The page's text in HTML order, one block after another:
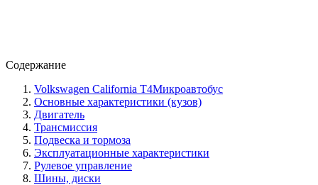
Содержание
Volkswagen California T4Микроавтобус
Основные характеристики (кузов)
Двигатель
Трансмиссия
Подвеска и тормоза
Эксплуатационные характеристики
Рулевое управление
Шины, диски